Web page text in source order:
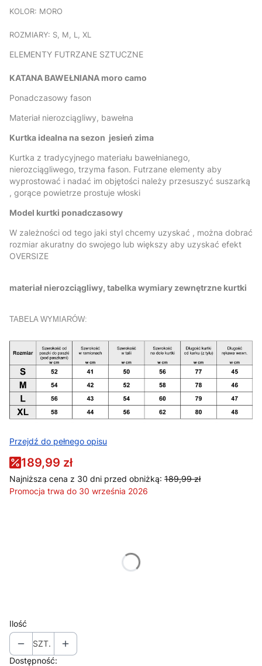
KOLOR: MORO
ROZMIARY: S, M, L, XL
ELEMENTY FUTRZANE SZTUCZNE
KATANA BAWEŁNIANA moro camo
Ponadczasowy fason
Materiał nierozciągliwy, bawełna
Kurtka idealna na sezon jesień zima
Kurtka z tradycyjnego materiału bawełnianego,
nierozciągliwego, trzyma fason. Futrzane elementy aby
wyprostować i nadać im objętości należy przesuszyć suszarką
, gorące powietrze prostuje włoski
Model kurtki ponadczasowy
W zależności od tego jaki styl chcemy uzyskać , można dobrać
rozmiar akuratny do swojego lub większy aby uzyskać efekt
OVERSIZE
materiał nierozciągliwy, tabelka wymiary zewnętrzne kurtki
TABELA WYMIARÓW:
Przejdź do pełnego opisu
189,99 zł
Najniższa cena z 30 dni przed obniżką: 189,99 zł
Promocja trwa do 30 września 2026
Ilość
SZT.
Dostępność: